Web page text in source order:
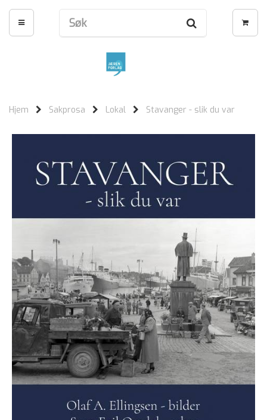
Hjem Sakprosa Lokal Stavanger - slik du var